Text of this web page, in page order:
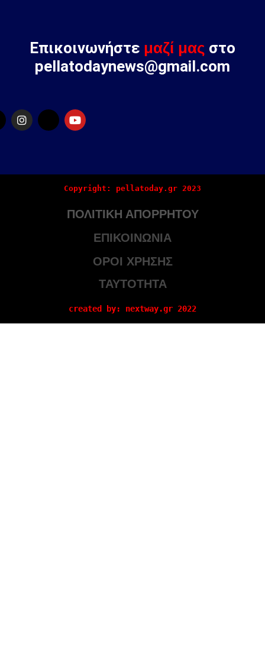
Επικοινωνήστε μαζί μας στο
pellatodaynews@gmail.com
Copyright: pellatoday.gr 2023
ΠΟΛΙΤΙΚΗ ΑΠΟΡΡΗΤΟΥ
ΕΠΙΚΟΙΝΩΝΙΑ
ΟΡΟΙ ΧΡΗΣΗΣ
ΤΑΥΤΟΤΗΤΑ
created by: nextway.gr 2022